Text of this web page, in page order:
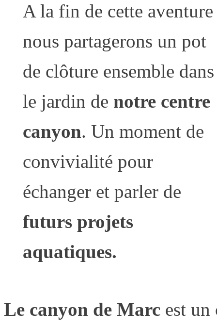
A la fin de cette aventure
nous partagerons un pot
de clôture ensemble dans
le jardin de notre centre
canyon. Un moment de
convivialité pour
échanger et parler de
futurs projets
aquatiques.
Le canyon de Marc est